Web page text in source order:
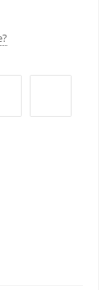
к плаванию
виде